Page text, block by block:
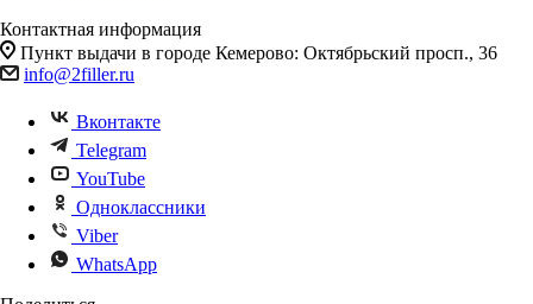
Контактная информация
Пункт выдачи в городе Кемерово: Октябрьский просп., 36
info@2filler.ru
Вконтакте
Telegram
YouTube
Одноклассники
Viber
WhatsApp